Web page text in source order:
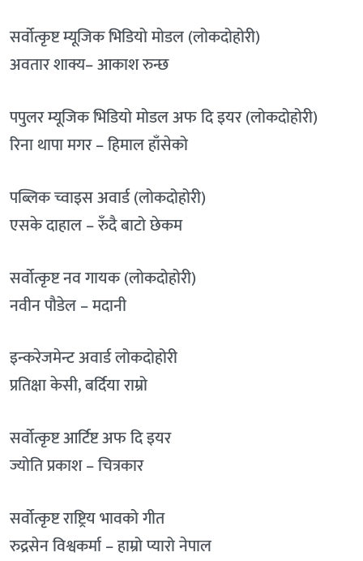
सर्वोत्कृष्ट म्यूजिक भिडियो मोडल (लोकदोहोरी)
अवतार शाक्य– आकाश रुन्छ
पपुलर म्यूजिक भिडियो मोडल अफ दि इयर (लोकदोहोरी)
रिना थापा मगर – हिमाल हाँसेको
पब्लिक च्वाइस अवार्ड (लोकदोहोरी)
एसके दाहाल – रुँदै बाटो छेकम
सर्वोत्कृष्ट नव गायक (लोकदोहोरी)
नवीन पौडेल – मदानी
इन्करेजमेन्ट अवार्ड लोकदोहोरी
प्रतिक्षा केसी, बर्दिया राम्रो
सर्वोत्कृष्ट आर्टिष्ट अफ दि इयर
ज्योति प्रकाश – चित्रकार
सर्वोत्कृष्ट राष्ट्रिय भावको गीत
रुद्रसेन विश्वकर्मा – हाम्रो प्यारो नेपाल